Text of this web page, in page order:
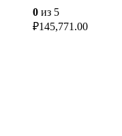
0 из 5
₽145,771.00